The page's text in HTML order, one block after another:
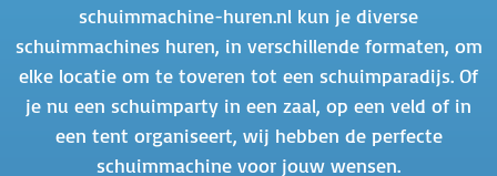
schuimmachine-huren.nl kun je diverse
schuimmachines huren, in verschillende formaten, om
elke locatie om te toveren tot een schuimparadijs. Of
je nu een schuimparty in een zaal, op een veld of in
een tent organiseert, wij hebben de perfecte
schuimmachine voor jouw wensen.